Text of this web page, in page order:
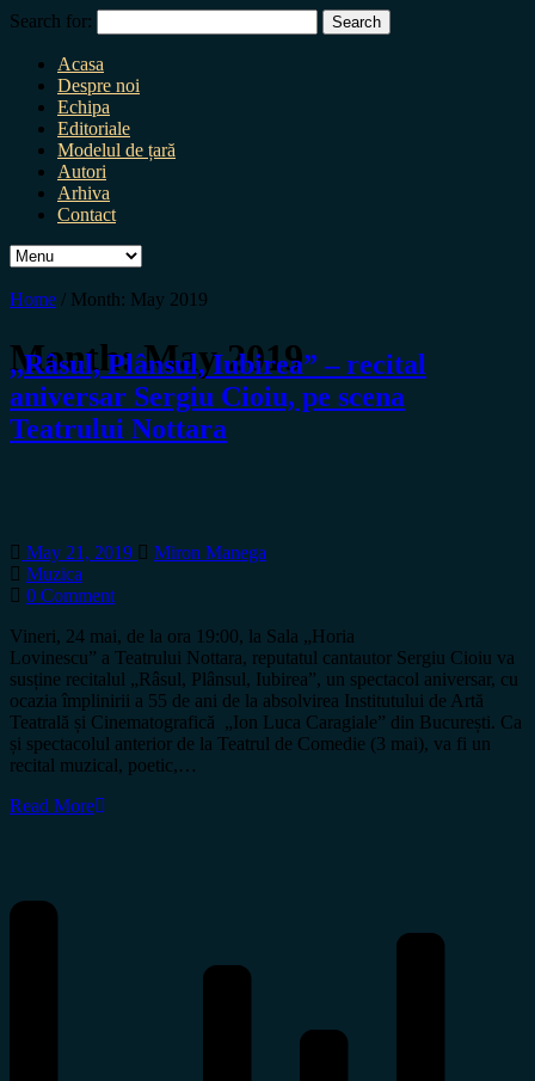
Search for:
Acasa
Despre noi
Echipa
Editoriale
Modelul de țară
Autori
Arhiva
Contact
Home / Month: May 2019
Month:May 2019
,,Râsul, Plânsul, Iubirea” – recital
aniversar Sergiu Cioiu, pe scena
Teatrului Nottara
May 21, 2019
Miron Manega
Muzica
0 Comment
Vineri, 24 mai, de la ora 19:00, la Sala „Horia
Lovinescu” a Teatrului Nottara, reputatul cantautor Sergiu Cioiu va
susține recitalul „Râsul, Plânsul, Iubirea”, un spectacol aniversar, cu
ocazia împlinirii a 55 de ani de la absolvirea Institutului de Artă
Teatrală și Cinematografică „Ion Luca Caragiale” din București. Ca
și spectacolul anterior de la Teatrul de Comedie (3 mai), va fi un
recital muzical, poetic,…
Read More